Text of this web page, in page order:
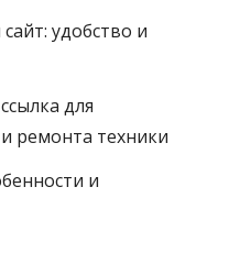
удобство и
для
ремонта техники
и